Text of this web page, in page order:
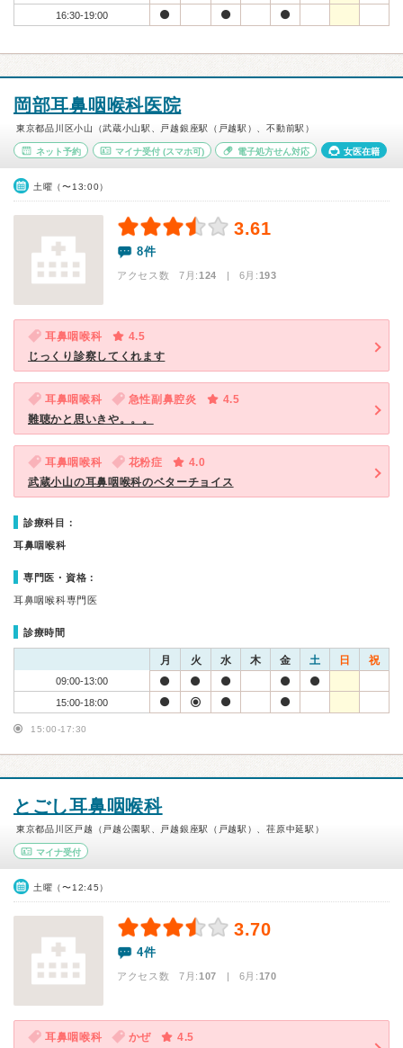
16:30-19:00
岡部耳鼻咽喉科医院
東京都品川区小山（武蔵小山駅、戸越銀座駅（戸越駅）、不動前駅）
ネット予約 マイナ受付(スマホ可) 電子処方せん対応 女医在籍
土曜（〜13:00）
3.61
8件
アクセス数 7月:124 | 6月:193
耳鼻咽喉科
4.5
じっくり診察してくれます
耳鼻咽喉科 急性副鼻腔炎
4.5
難聴かと思いきや。。。
耳鼻咽喉科 花粉症
4.0
武蔵小山の耳鼻咽喉科のベターチョイス
診療科目：
耳鼻咽喉科
専門医・資格：
耳鼻咽喉科専門医
診療時間
月 火 水 木 金 土 日 祝
09:00-13:00
15:00-18:00
15:00-17:30
とごし耳鼻咽喉科
東京都品川区戸越（戸越公園駅、戸越銀座駅（戸越駅）、荏原中延駅）
マイナ受付
土曜（〜12:45）
3.70
4件
アクセス数 7月:107 | 6月:170
耳鼻咽喉科 かぜ 4.5